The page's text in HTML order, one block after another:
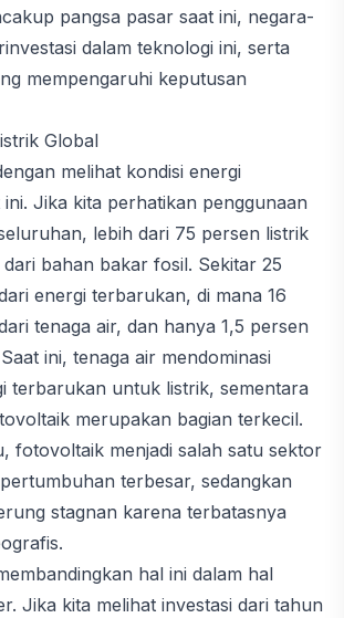
pangsa pasar saat ini, negara-
dalam teknologi ini, serta
mempengaruhi keputusan
Global
melihat kondisi energi
Jika kita perhatikan penggunaan
lebih dari 75 persen listrik
bahan bakar fosil. Sekitar 25
energi terbarukan, di mana 16
tenaga air, dan hanya 1,5 persen
ini, tenaga air mendominasi
terbarukan untuk listrik, sementara
merupakan bagian terkecil.
fotovoltaik menjadi salah satu sektor
terbesar, sedangkan
stagnan karena terbatasnya
hal ini dalam hal
Jika kita melihat investasi dari tahun